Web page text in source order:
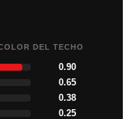
DEL TECHO
0.90
0.65
0.38
0.25